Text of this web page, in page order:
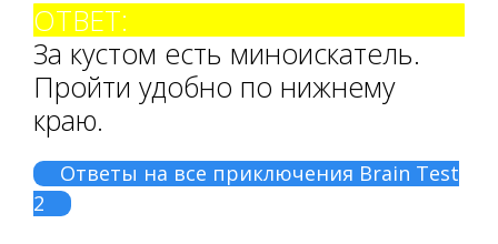
ОТВЕТ:
За кустом есть миноискатель.
Пройти удобно по нижнему
краю.
Ответы на все приключения Brain Test
2